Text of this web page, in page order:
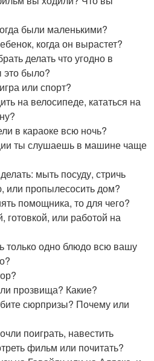
были маленькими?
когда он вырастет?
делать что угодно в
это было?
или спорт?
на велосипеде, кататься на
в караоке всю ночь?
ты слушаешь в машине чаще
мыть посуду, стричь
или пропылесосить дом?
помощника, то для чего?
или работой на
только одно блюдо всю вашу
прозвища? Какие?
сюрпризы? Почему или
поиграть, навестить
фильм или почитать?